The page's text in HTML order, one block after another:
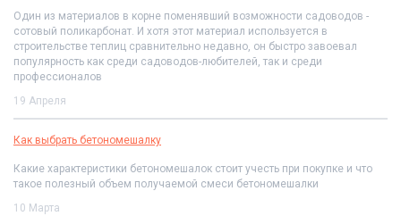
Один из материалов в корне поменявший возможности садоводов -
сотовый поликарбонат. И хотя этот материал используется в
строительстве теплиц сравнительно недавно, он быстро завоевал
популярность как среди садоводов-любителей, так и среди
профессионалов
19 Апреля
Как выбрать бетономешалку
Какие характеристики бетономешалок стоит учесть при покупке и что
такое полезный объем получаемой смеси бетономешалки
10 Марта